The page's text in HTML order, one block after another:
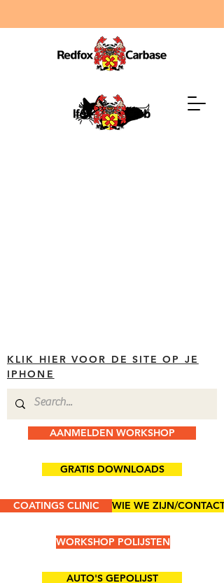
KLIK HIER VOOR DE SITE OP JE
IPHONE
AANMELDEN WORKSHOP
GRATIS DOWNLOADS
COATINGS CLINIC WIE WE ZIJN/CONTACT
WORKSHOP POLIJSTEN
AUTO'S GEPOLIJST